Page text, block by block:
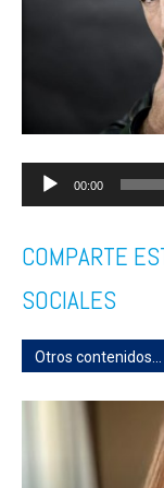
Reproductor
audio
00:00
COMPARTE
SOCIALES
Otros contenidos...